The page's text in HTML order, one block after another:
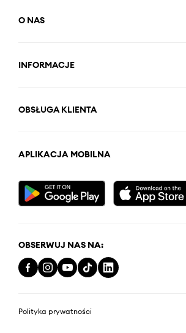
O NAS
INFORMACJE
OBSŁUGA KLIENTA
APLIKACJA MOBILNA
OBSERWUJ NAS NA:
Polityka prywatności